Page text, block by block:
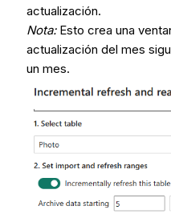
actualización.
Nota:Esto crea una
actualización del mes
un mes.